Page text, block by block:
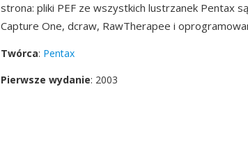
strona: pliki PEF ze wszystkich lustrzanek Pentax
Capture One, dcraw, RawTherapee i
Twórca: Pentax
Pierwsze wydanie: 2003